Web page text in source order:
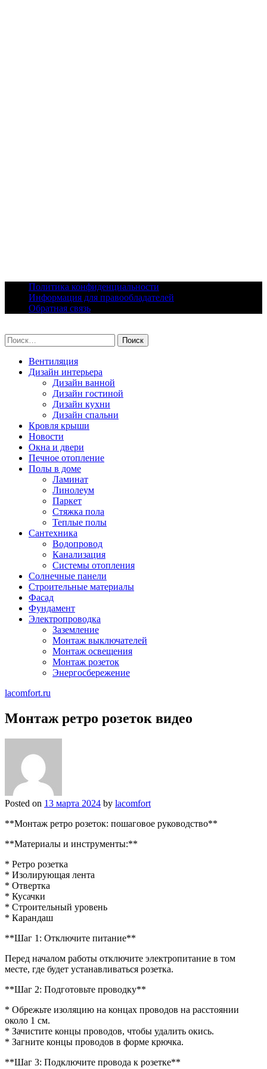
content
Политика конфиденциальности
Информация для правообладателей
Обратная связь
Найти:
Вентиляция
Дизайн интерьера
Дизайн ванной
Дизайн гостиной
Дизайн кухни
Дизайн спальни
Кровля крыши
Новости
Окна и двери
Печное отопление
Полы в доме
Ламинат
Линолеум
Паркет
Стяжка пола
Теплые полы
Сантехника
Водопровод
Канализация
Системы отопления
Солнечные панели
Строительные материалы
Фасад
Фундамент
Электропроводка
Заземление
Монтаж выключателей
Монтаж освещения
Монтаж розеток
Энергосбережение
lacomfort.ru
Монтаж ретро розеток видео
Posted on 13 марта 2024 by lacomfort
**Монтаж ретро розеток: пошаговое руководство**
**Материалы и инструменты:**
* Ретро розетка
* Изолирующая лента
* Отвертка
* Кусачки
* Строительный уровень
* Карандаш
**Шаг 1: Отключите питание**
Перед началом работы отключите электропитание в том
месте, где будет устанавливаться розетка.
**Шаг 2: Подготовьте проводку**
* Обрежьте изоляцию на концах проводов на расстоянии
около 1 см.
* Зачистите концы проводов, чтобы удалить окись.
* Загните концы проводов в форме крючка.
**Шаг 3: Подключите провода к розетке**